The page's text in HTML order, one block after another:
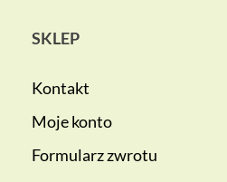
SKLEP
Kontakt
Moje konto
Formularz zwrotu